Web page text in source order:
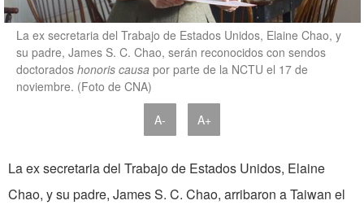
La ex secretaria del Trabajo de Estados Unidos, Elaine Chao, y
su padre, James S. C. Chao, serán reconocidos con sendos
doctorados honoris causa por parte de la NCTU el 17 de
noviembre. (Foto de CNA)
A- A+
La ex secretaria del Trabajo de Estados Unidos, Elaine
Chao, y su padre, James S. C. Chao, arribaron a Taiwan el